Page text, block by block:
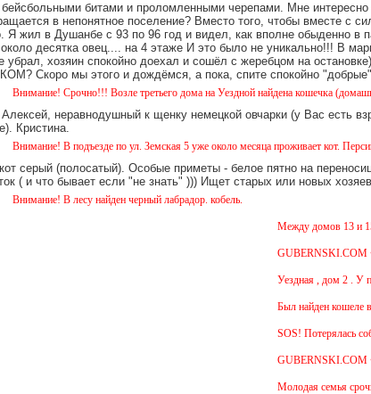
битами и проломленными черепами. Мне
в непонятное поселение? Вместо того, чтобы вместе с
жил в Душанбе с 93 по 96 год и видел, как вполне обыденно в
десятка овец.... на 4 этаже И это было не уникально!!! В
убрал, хозяин спокойно доехал и сошёл с жеребцом на
мы этого и дождёмся, а пока, спите спокойно "добрые"
Срочно!!! Возле третьего дома на Уездной найдена кошечка (домашняя,
неравнодушный к щенку немецкой овчарки (у Вас есть
Кристина.
В подъезде по ул. Земская 5 уже около месяца проживает кот. Персиковый
серый (полосатый). Особые приметы - белое пятно на
( и что бывает если "не знать" ))) Ищет старых или новых
В лесу найден черный лабрадор. кобель.
Между домов 13 и 15 по
GUBERNSKI.COM • В 3
Уездная , дом 2 . У
Был найден кошеле в
SOS! Потерялась
GUBERNSKI.COM •
Молодая семья срочно